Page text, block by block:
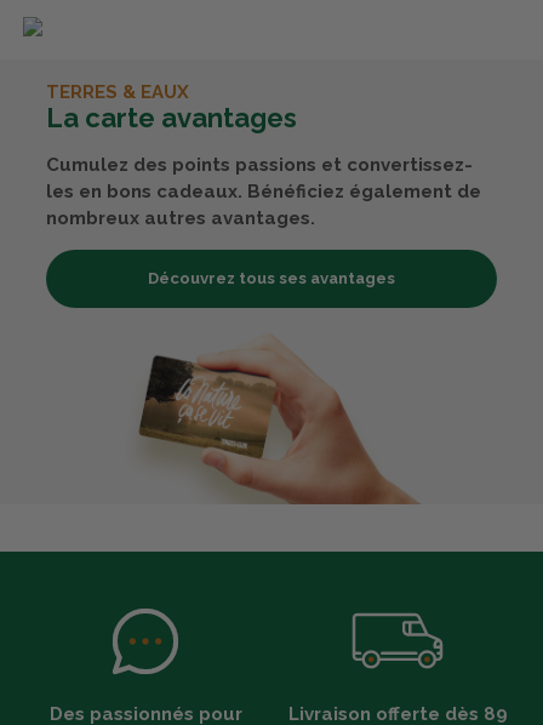
TERRES & EAUX
La carte avantages
Cumulez des points passions et convertissez-
les en bons cadeaux. Bénéficiez également de
nombreux autres avantages.
Découvrez tous ses avantages
Des passionnés pour
Livraison offerte dès 89